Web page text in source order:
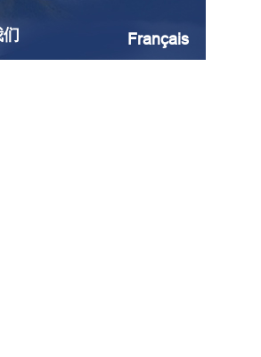
Français